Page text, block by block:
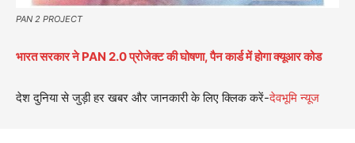
PAN 2 PROJECT
भारत सरकार ने PAN 2.0 प्रोजेक्ट की घोषणा, पैन कार्ड में होगा क्यूआर कोड
देश दुनिया से जुड़ी हर खबर और जानकारी के लिए क्लिक करें-देवभूमि न्यूज